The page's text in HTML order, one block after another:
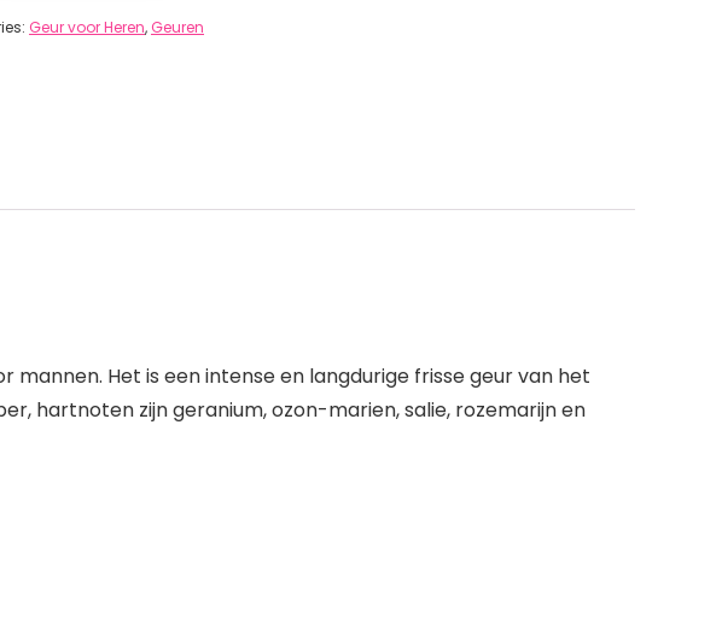
Geur voor Heren, Geuren
mannen. Het is een intense en langdurige frisse geur van het
hartnoten zijn geranium, ozon-marien, salie, rozemarijn en